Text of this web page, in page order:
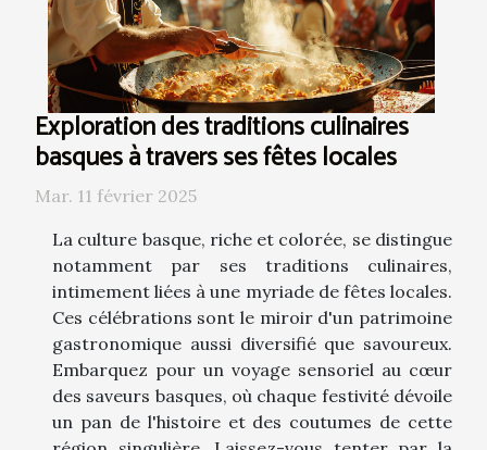
Exploration des traditions culinaires
basques à travers ses fêtes locales
Mar. 11 février 2025
La culture basque, riche et colorée, se distingue
notamment par ses traditions culinaires,
intimement liées à une myriade de fêtes locales.
Ces célébrations sont le miroir d'un patrimoine
gastronomique aussi diversifié que savoureux.
Embarquez pour un voyage sensoriel au cœur
des saveurs basques, où chaque festivité dévoile
un pan de l'histoire et des coutumes de cette